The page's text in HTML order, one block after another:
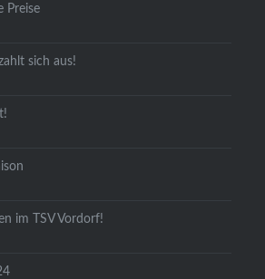
Preise
sich aus!
im TSV Vordorf!